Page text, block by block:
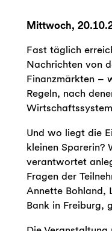
Mittwoch,
Fast täglich
Nachrichten von
Finanzmärkten –
Regeln, nach
Und wo liegt die
kleinen Sparerin?
verantwortet
Fragen der
Annette Bohland,
Bank in Freiburg,